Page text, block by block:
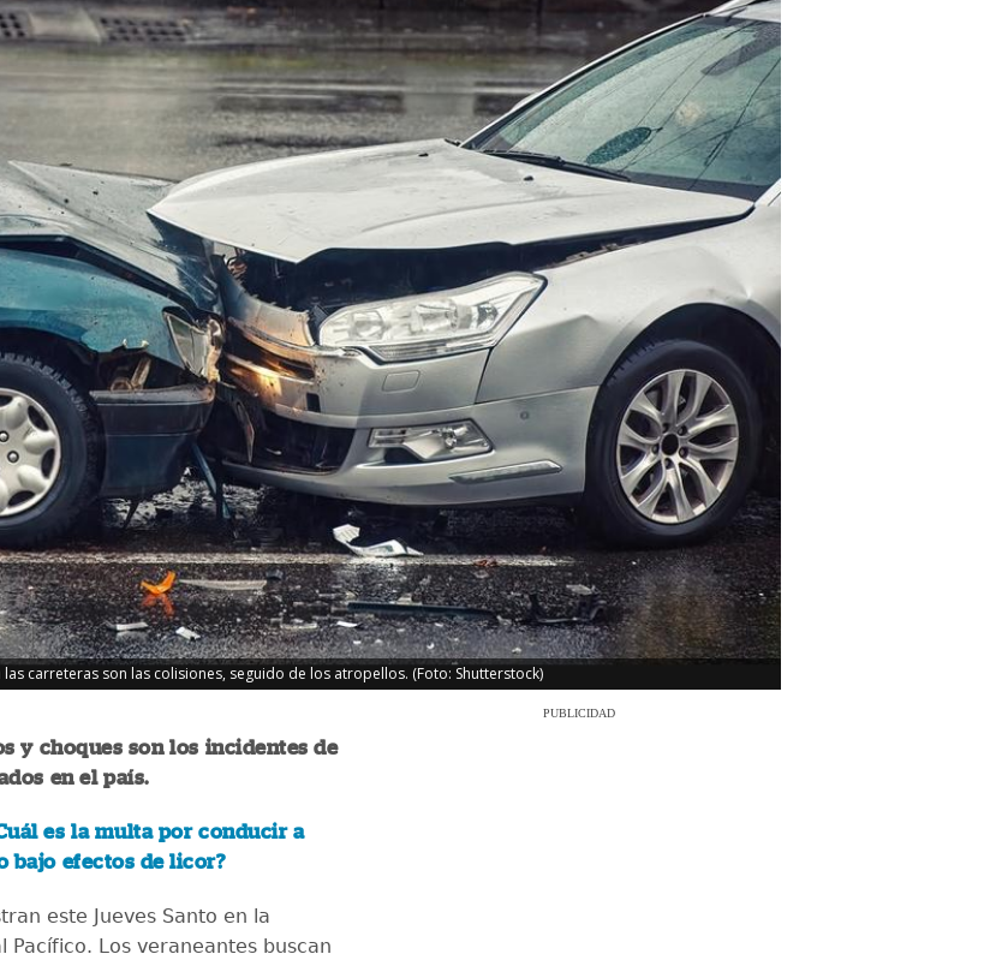
carreteras son las colisiones, seguido de los atropellos. (Foto: Shutterstock)
y choques son los incidentes de
en el país.
es la multa por conducir a
bajo efectos de licor?
este Jueves Santo en la
Pacífico. Los veraneantes buscan
PUBLICIDAD